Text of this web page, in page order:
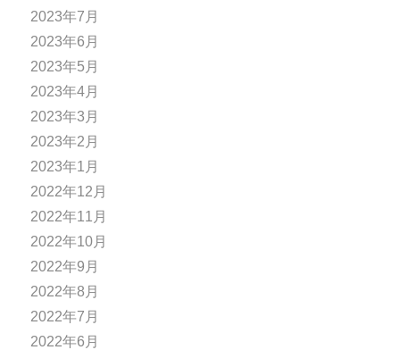
2023年7月
2023年6月
2023年5月
2023年4月
2023年3月
2023年2月
2023年1月
2022年12月
2022年11月
2022年10月
2022年9月
2022年8月
2022年7月
2022年6月